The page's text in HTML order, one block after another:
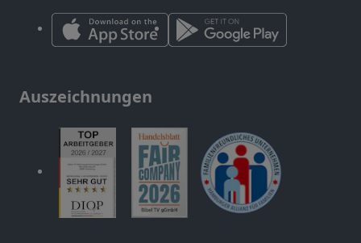
Auszeichnungen